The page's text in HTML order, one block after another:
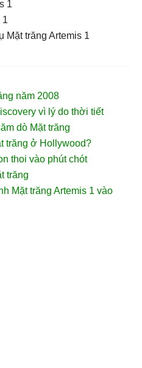
1
1
Mặt trăng Artemis 1
năm 2008
vì lý do thời tiết
dò Mặt trăng
trăng ở Hollywood?
thoi vào phút chót
trăng
Mặt trăng Artemis 1 vào